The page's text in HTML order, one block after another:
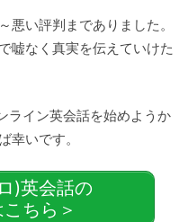
悪い評判までありました。
嘘なく真実を伝えていけた
ライン英会話を始めようか
幸いです。
)英会話の
こちら＞